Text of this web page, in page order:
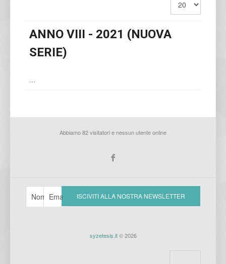
ANNO VIII - 2021 (NUOVA
SERIE)
...
Abbiamo 82 visitatori e nessun utente online
syzetesis.it© 2026